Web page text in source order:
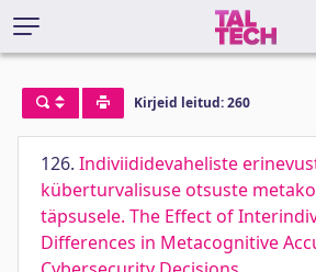
Kirjeid leitud: 260
126. Indiviididevaheliste
küberturvalisuse otsuste
täpsusele. The Effect of
Differences in Metacognitive